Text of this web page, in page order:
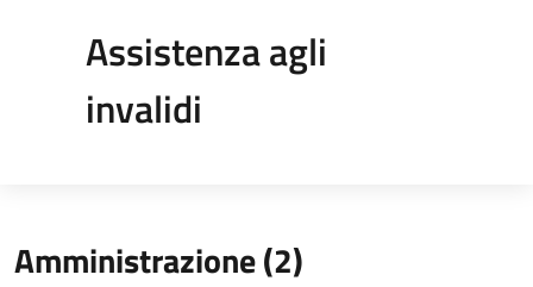
Assistenza agli
invalidi
Amministrazione (2)